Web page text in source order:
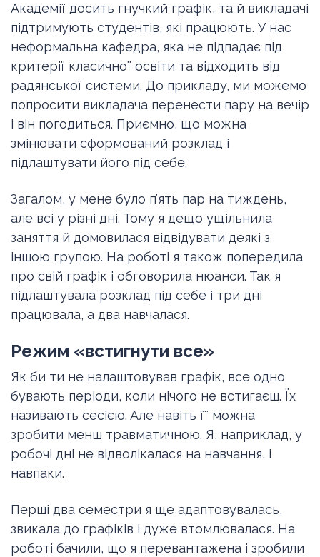
Академії досить гнучкий графік, та й викладачі
підтримують студентів, які працюють. У нас
неформальна кафедра, яка не підпадає під
критерії класичної освіти та відходить від
радянської системи. До прикладу, ми можемо
попросити викладача перенести пару на вечір
і він погодиться. Приємно, що можна
змінювати сформований розклад і
підлаштувати його під себе.
Загалом, у мене було п’ять пар на тиждень,
але всі у різні дні. Тому я дещо ущільнила
заняття й домовилася відвідувати деякі з
іншою групою. На роботі я також попередила
про свій графік і обговорила нюанси. Так я
підлаштувала розклад під себе і три дні
працювала, а два навчалася.
Режим «встигнути все»
Як би ти не налаштовував графік, все одно
бувають періоди, коли нічого не встигаєш. Їх
називають сесією. Але навіть її можна
зробити менш травматичною. Я, наприклад, у
робочі дні не відволікалася на навчання, і
навпаки.
Перші два семестри я ще адаптовувалась,
звикала до графіків і дуже втомлювалася. На
роботі бачили, що я перевантажена і зробили